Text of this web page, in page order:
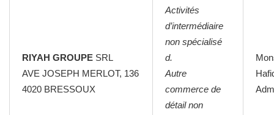
RIYAH GROUPE SRL
AVE JOSEPH MERLOT, 136
4020 BRESSOUX
Activités
d’intermédiaire
non spécialisé
d.
Autre
commerce de
détail non